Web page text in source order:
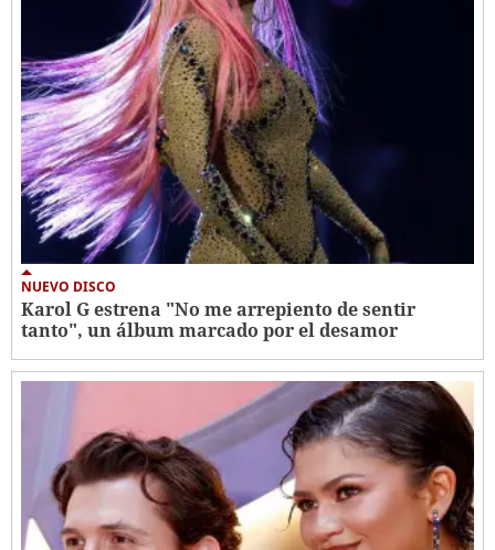
NUEVO DISCO
Karol G estrena "No me arrepiento de sentir
tanto", un álbum marcado por el desamor